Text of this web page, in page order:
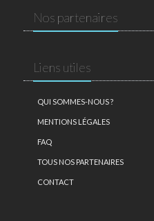
Nos partenaires
Liens utiles
QUI SOMMES-NOUS ?
MENTIONS LÉGALES
FAQ
TOUS NOS PARTENAIRES
CONTACT